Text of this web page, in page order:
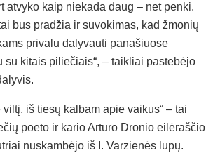
atvyko kaip niekada daug – net penki.
bus pradžia ir suvokimas, kad žmonių
privalu dalyvauti panašiuose
su kitais piliečiais“, – taikliai pastebėjo
viltį, iš tiesų kalbam apie vaikus“ – tai
poeto ir kario Arturo Dronio eilėraščio
nuskambėjo iš I. Varzienės lūpų.